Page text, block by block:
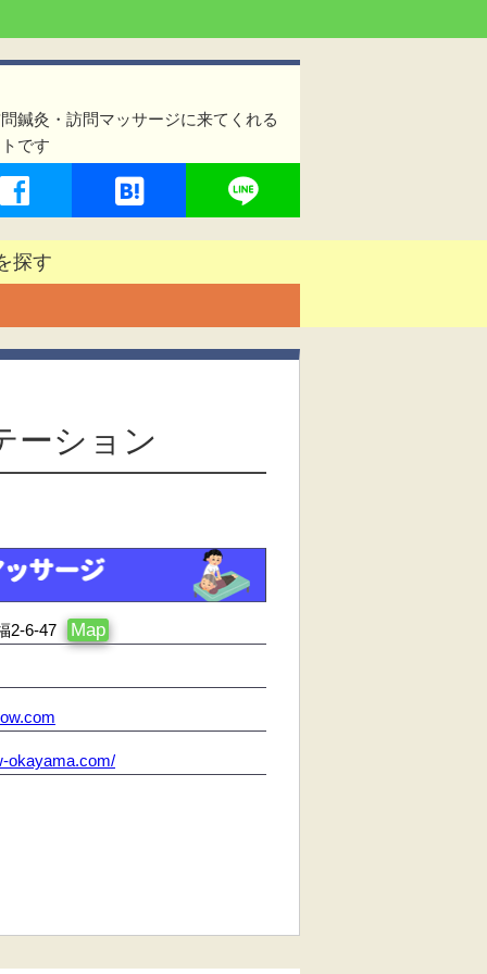
鍼灸・訪問マッサージに来てくれる
です
探す
ーション
2-6-47 Map
okayama.com/